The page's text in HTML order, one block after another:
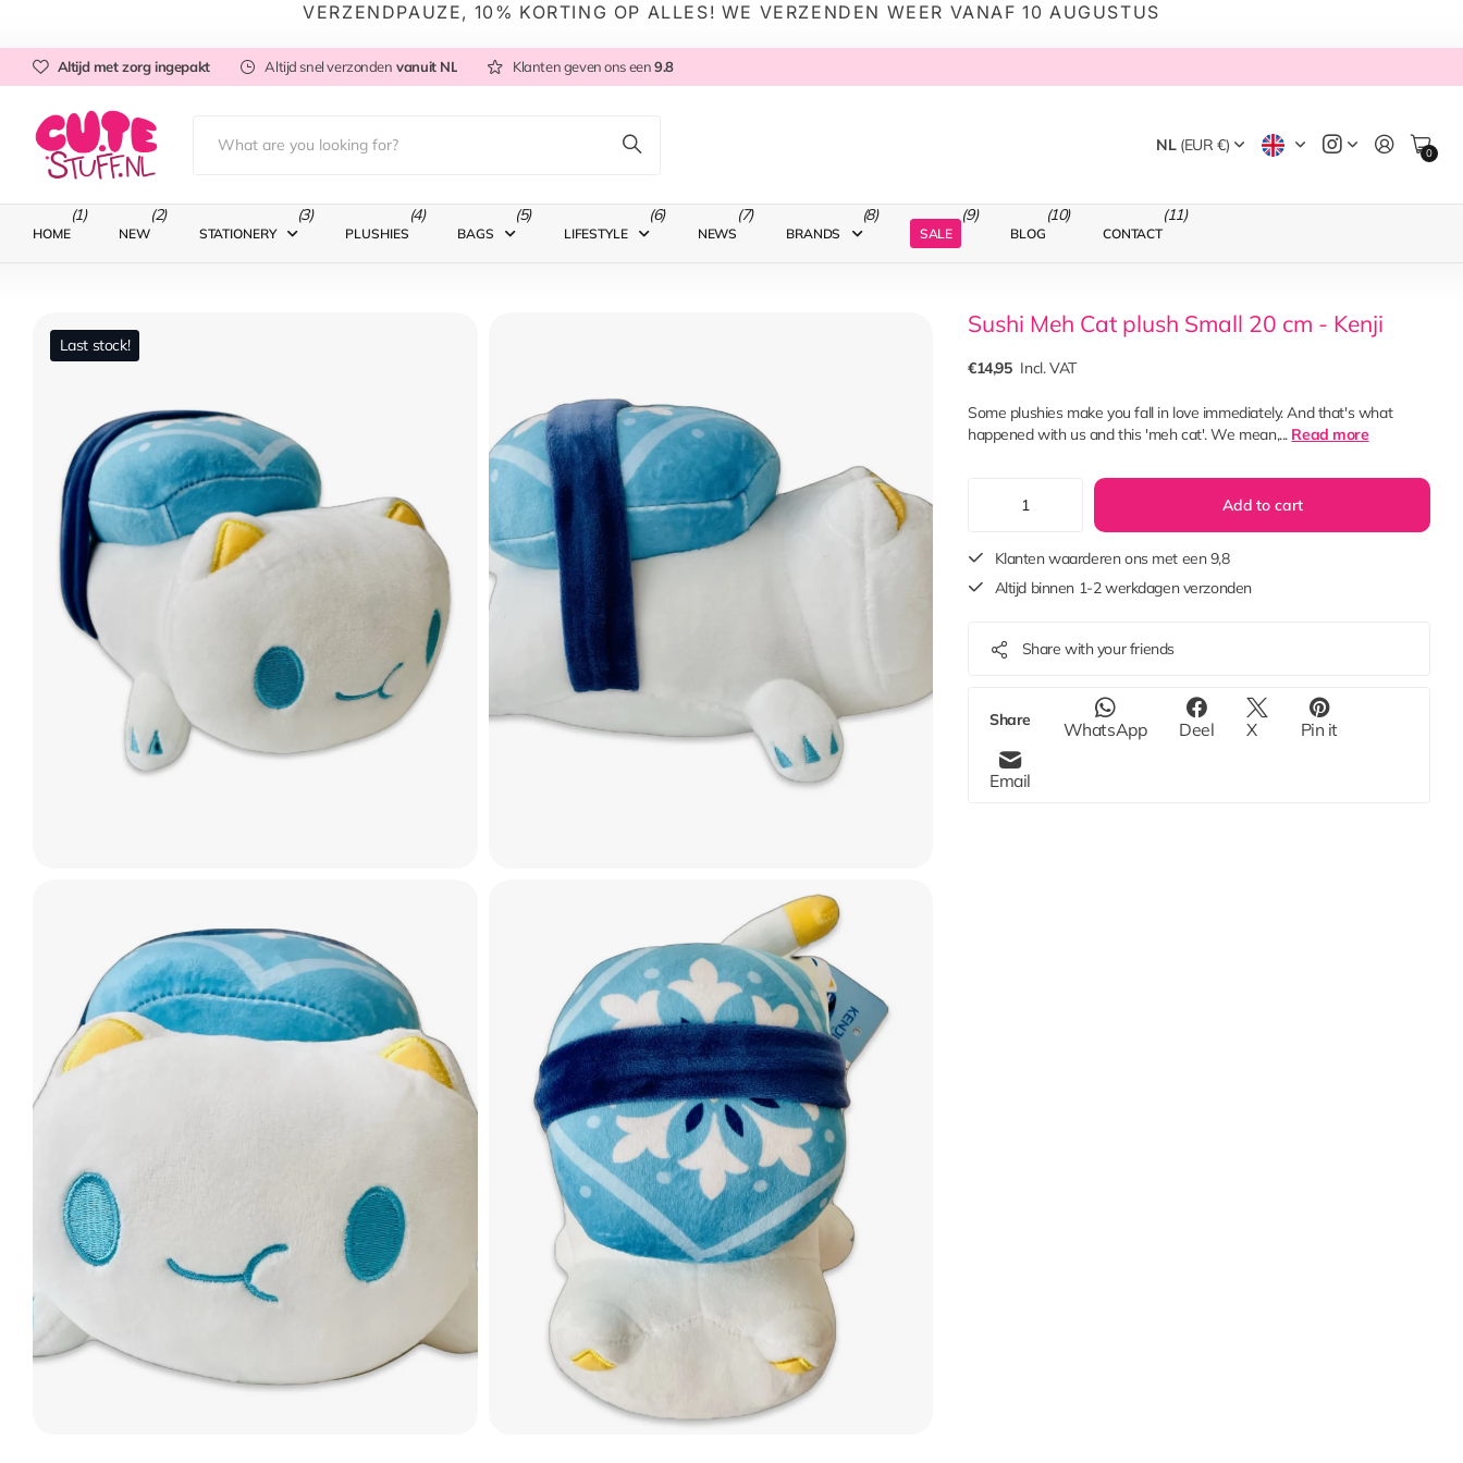
VERZENDPAUZE, 10% KORTING OP ALLES! WE VERZENDEN WEER VANAF 10 AUGUSTUS
Altijd met zorg ingepakt Altijd snel verzonden vanuit NL Klanten geven ons een9.8
NL(EUR €) 0
HOME
(1)
NEW
(2)
STATIONERY
(3)
PLUSHIES
(4)
BAGS
(5)
LIFESTYLE
(6)
NEWS
(7)
BRANDS
(8)
SALE
(9)
BLOG
(10)
CONTACT
(11)
Last stock!
Sushi Meh Cat plush Small 20 cm - Kenji
€14,95 Incl. VAT
Some plushies make you fall in love immediately. And that's what
happened with us and this 'meh cat'. We mean,... Read more
Add to cart
Klanten waarderen ons met een 9,8
Altijd binnen 1-2 werkdagen verzonden
Share with your friends
Share WhatsApp Deel X Pin it
Email